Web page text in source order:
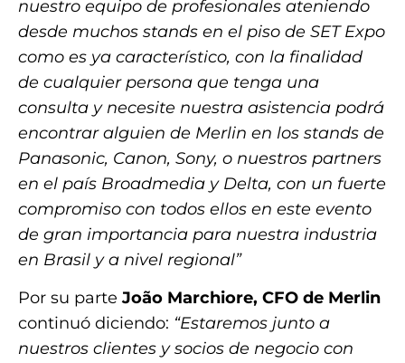
nuestro equipo de profesionales ateniendo
desde muchos stands en el piso de SET Expo
como es ya característico, con la finalidad
de cualquier persona que tenga una
consulta y necesite nuestra asistencia podrá
encontrar alguien de Merlin en los stands de
Panasonic, Canon, Sony, o nuestros partners
en el país Broadmedia y Delta, con un fuerte
compromiso con todos ellos en este evento
de gran importancia para nuestra industria
en Brasil y a nivel regional”
Por su parteJoão Marchiore, CFO de Merlin
continuó diciendo: “Estaremos junto a
nuestros clientes y socios de negocio con